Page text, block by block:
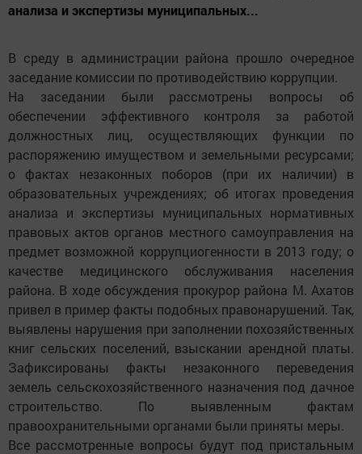
анализа и экспертизы муниципальных...
В среду в администрации района прошло очередное
заседание комиссии по противодействию коррупции.
На заседании были рассмотрены вопросы об
обеспечении эффективного контроля за работой
должностных лиц, осуществляющих функции по
распоряжению имуществом и земельными ресурсами;
о фактах незаконных поборов (при их наличии) в
образовательных учреждениях; об итогах проведения
анализа и экспертизы муниципальных нормативных
правовых актов органов местного самоуправления на
предмет возможной коррупциогенности в 2013 году; о
качестве медицинского обслуживания населения
района. В ходе обсуждения прокурор района М. Ахатов
привел в пример факты подобных правонарушений. Так,
выявлены нарушения при заполнении похозяйственных
книг сельских поселений, взыскании арендной платы.
Зафиксированы факты незаконного переведения
земель сельскохозяйственного назначения под дачное
строительство. По выявленным фактам
правоохранительными органами были приняты меры.
Все рассмотренные вопросы будут под пристальным